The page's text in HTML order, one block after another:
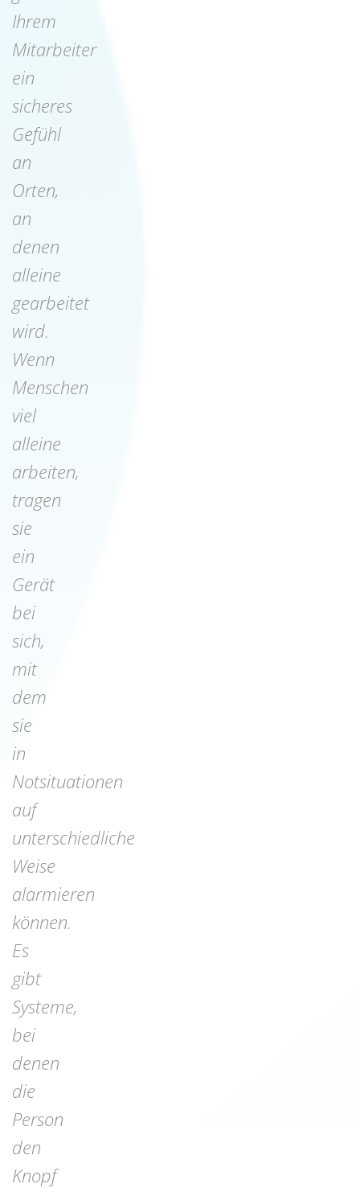
Ihrem
Mitarbeiter
ein
sicheres
Gefühl
an
Orten,
an
denen
alleine
gearbeitet
wird.
Wenn
Menschen
viel
alleine
arbeiten,
tragen
sie
ein
Gerät
bei
sich,
mit
dem
sie
in
Notsituationen
auf
unterschiedliche
Weise
alarmieren
können.
Es
gibt
Systeme,
bei
denen
die
Person
den
Knopf